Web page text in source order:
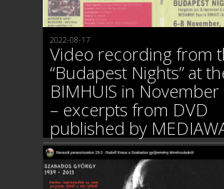
2022-08-17
Video recording from
“Budapest Nights” at
BIMHUIS in
– excerpts from DVD
published by